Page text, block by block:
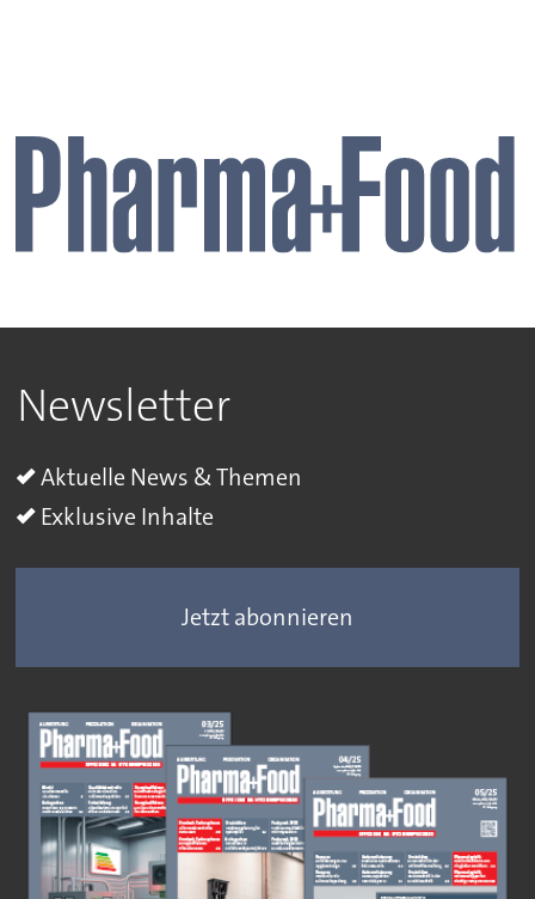
Newsletter
Aktuelle News & Themen
Exklusive Inhalte
Jetzt abonnieren